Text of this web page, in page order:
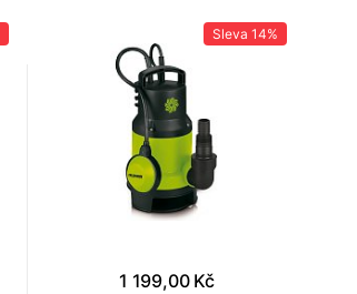
Sleva 14%
1 199,00 Kč